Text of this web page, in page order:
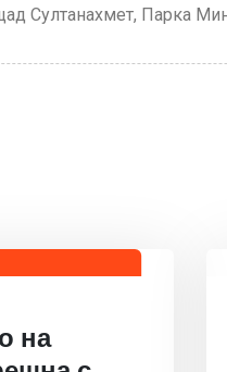
Султанахмет, Парка
на